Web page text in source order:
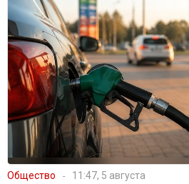
Общество 11:47, 5 августа